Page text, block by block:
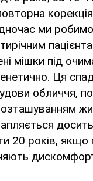
ми
мішки під
Ця
обличчя,
20 років, якщо